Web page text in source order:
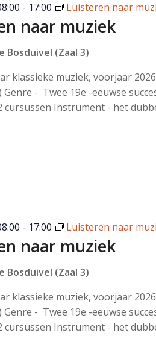
naar muziek
- 17:00 Luisteren naar
Bosduivel (Zaal 3)
klassieke muziek, voorjaar
- Twee 19e -eeuwse
cursussen Instrument - het
naar muziek
- 17:00 Luisteren naar
Bosduivel (Zaal 3)
klassieke muziek, voorjaar
- Twee 19e -eeuwse
cursussen Instrument - het